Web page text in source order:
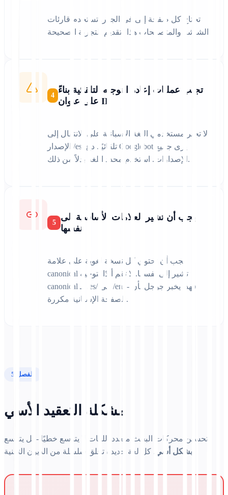
تحتاج كل صفحة إلى في الجذر. تستخدم قارئات
4
تجنب عمليات إعادة التوجيه التلقائية بناءً
على عنوان IP
لا تجبر مستخدمي اللغة الإسبانية على الانتقال إلى
الإصدار /es/ تلقائيًا. دع Googlebot يرى جميع
الإصدارات. استخدم محدد اللغة بدلاً من ذلك.
5
يجب أن تشير العلامات الأساسية إلى
نفسها
يجب أن تحتوي كل نسخة لغوية على علامة
canonical تشير إلى نفسها. لا تقم أبدًا بتوجيه
canonical لـ /es/ إلى /en/ - فهذا يخبر جوجل بأن
الصفحة الإسبانية مكررة.
الفصل 5
مشكلة التعقيد الأسي
تحسين محركات البحث متعدد اللغات لا يتوسع خطيًا - بل يتوسع
بشكل أسي